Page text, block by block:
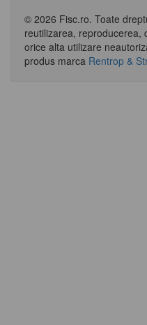
© 2026 Fisc.ro. Toate
reutilizarea, reproducerea,
orice alta utilizare
produs marca Rentrop &